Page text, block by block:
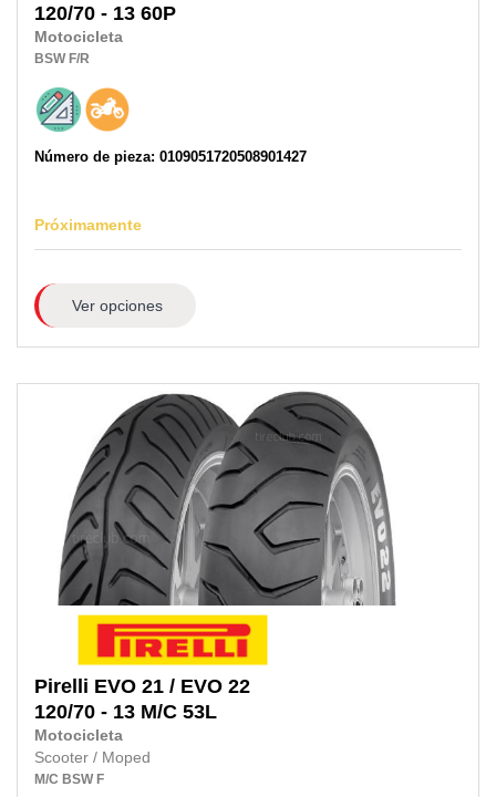
120/70 - 13 60P
Motocicleta
BSW F/R
Número de pieza: 0109051720508901427
Próximamente
Ver opciones
Pirelli EVO 21 / EVO 22
120/70 - 13 M/C 53L
Motocicleta
Scooter / Moped
M/C BSW F